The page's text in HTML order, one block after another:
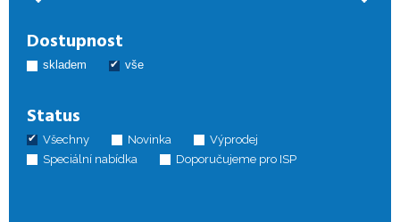
Dostupnost
skladem vše
Status
Všechny Novinka
Výprodej
Speciální nabídka
Doporučujeme pro ISP